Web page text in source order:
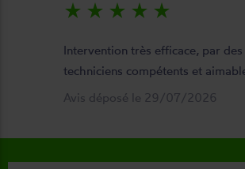
star_rate star_rate star_rate star_rate star_rate
Intervention très efficace, par des
techniciens compétents et
Avis déposé le 29/07/2026